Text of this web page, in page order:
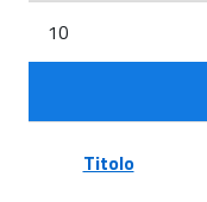
Filtri
Titolo